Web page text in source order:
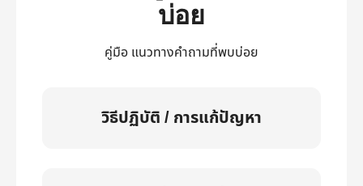
บ่อย
คู่มือ แนวทางคำถามที่พบบ่อย
วิธีปฏิบัติ / การแก้ปัญหา